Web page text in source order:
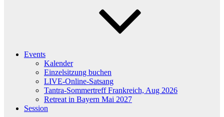
Events
Kalender
Einzelsitzung buchen
LIVE-Online-Satsang
Tantra-Sommertreff Frankreich, Aug 2026
Retreat in Bayern Mai 2027
Session